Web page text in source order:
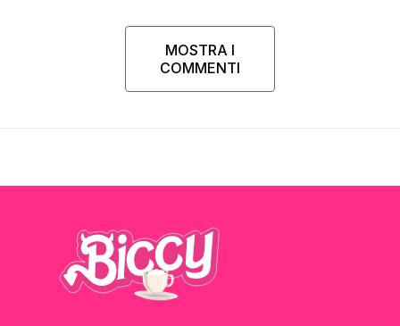
MOSTRA I
COMMENTI